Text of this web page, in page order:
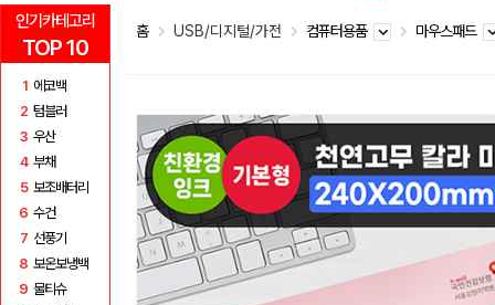
인기카테고리
TOP 10
1 에코백
2 텀블러
3 우산
4 부채
5 보조배터리
6 수건
7 선풍기
8 보온보냉백
9 물티슈
홈 USB/디지털/가전 컴퓨터용품 마우스패드